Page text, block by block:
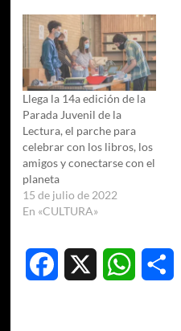
Llega la 14a edición de la
Parada Juvenil de la
Lectura, el parche para
celebrar con los libros, los
amigos y conectarse con el
planeta
15 de julio de 2022
En «CULTURA»
Facebook